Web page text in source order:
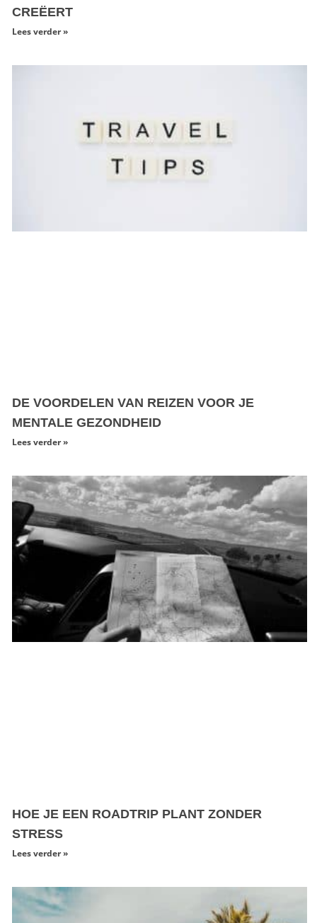
CREËERT
Lees verder »
DE VOORDELEN VAN REIZEN VOOR JE
MENTALE GEZONDHEID
Lees verder »
HOE JE EEN ROADTRIP PLANT ZONDER
STRESS
Lees verder »